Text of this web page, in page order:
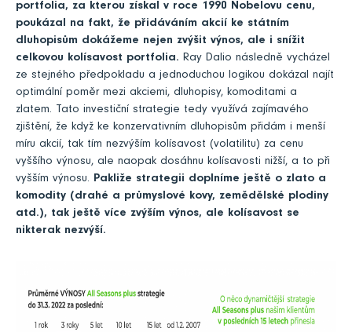
portfolia, za kterou získal v roce 1990 Nobelovu cenu,
poukázal na fakt, že přidáváním akcií ke státním
dluhopisům dokážeme nejen zvýšit výnos, ale i snížit
celkovou kolísavost portfolia. Ray Dalio následně vycházel
ze stejného předpokladu a jednoduchou logikou dokázal najít
optimální poměr mezi akciemi, dluhopisy, komoditami a
zlatem. Tato investiční strategie tedy využívá zajímavého
zjištění, že když ke konzervativním dluhopisům přidám i menší
míru akcií, tak tím nezvýším kolísavost (volatilitu) za cenu
vyššího výnosu, ale naopak dosáhnu kolísavosti nižší, a to při
vyšším výnosu. Pakliže strategii doplníme ještě o zlato a
komodity (drahé a průmyslové kovy, zemědělské plodiny
atd.), tak ještě více zvýším výnos, ale kolísavost se
nikterak nezvýší.